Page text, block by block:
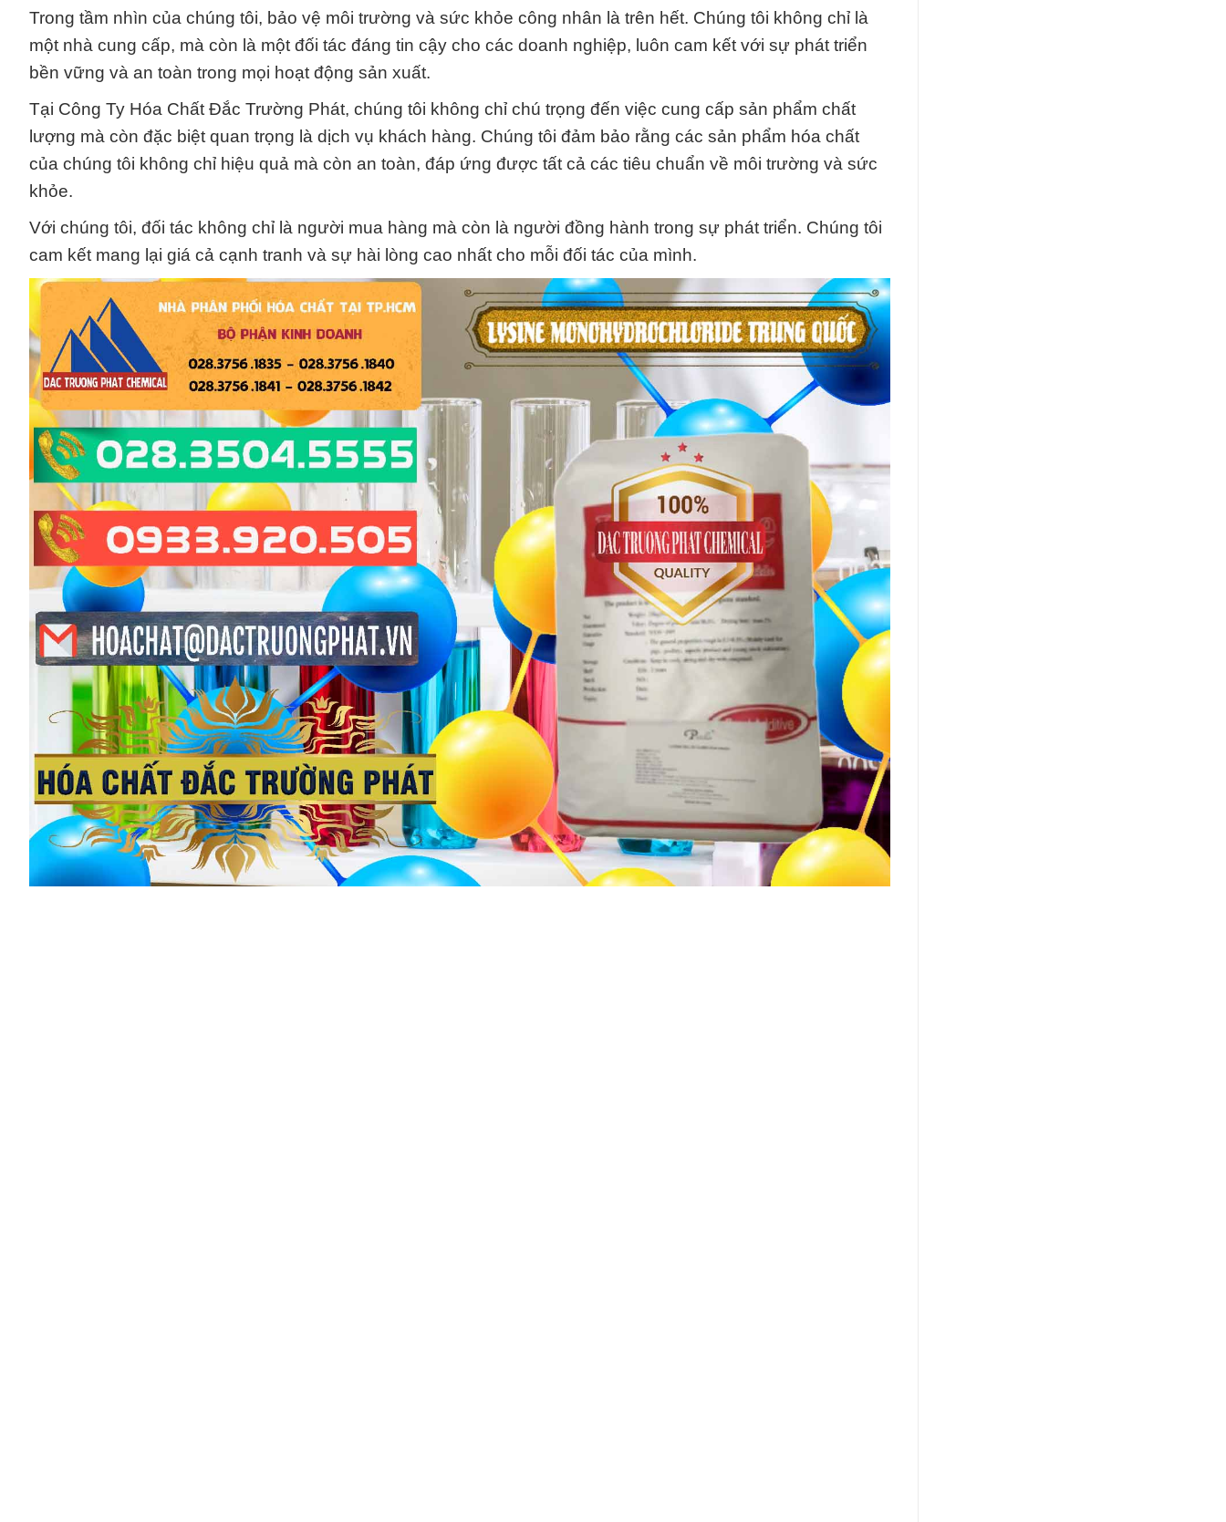
Trong tầm nhìn của chúng tôi, bảo vệ môi trường và sức khỏe công nhân là trên hết. Chúng tôi không chỉ là
một nhà cung cấp, mà còn là một đối tác đáng tin cậy cho các doanh nghiệp, luôn cam kết với sự phát triển
bền vững và an toàn trong mọi hoạt động sản xuất.
Tại Công Ty Hóa Chất Đắc Trường Phát, chúng tôi không chỉ chú trọng đến việc cung cấp sản phẩm chất
lượng mà còn đặc biệt quan trọng là dịch vụ khách hàng. Chúng tôi đảm bảo rằng các sản phẩm hóa chất
của chúng tôi không chỉ hiệu quả mà còn an toàn, đáp ứng được tất cả các tiêu chuẩn về môi trường và sức
khỏe.
Với chúng tôi, đối tác không chỉ là người mua hàng mà còn là người đồng hành trong sự phát triển. Chúng tôi
cam kết mang lại giá cả cạnh tranh và sự hài lòng cao nhất cho mỗi đối tác của mình.